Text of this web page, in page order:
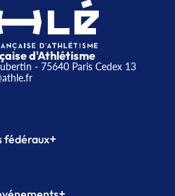
d'Athlétisme
- 75640 Paris Cedex 13
fédéraux+